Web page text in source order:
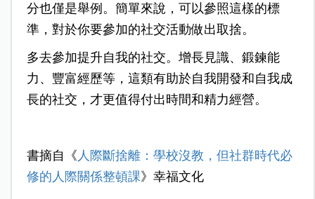
分也僅是舉例。簡單來說，可以參照這樣的標
準，對於你要參加的社交活動做出取捨。
多去參加提升自我的社交。增長見識、鍛鍊能
力、豐富經歷等，這類有助於自我開發和自我成
長的社交，才更值得付出時間和精力經營。
書摘自《 人際斷捨離：學校沒教，但社群時代必
修的人際關係整頓課》幸福文化